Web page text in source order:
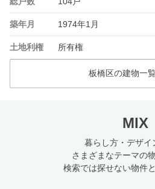
築年月 1974年1月
土地利権 所有権
板橋区の建物一
MIX
暮らし方・デザイ
さまざまなテーマの
検索では探せない物件